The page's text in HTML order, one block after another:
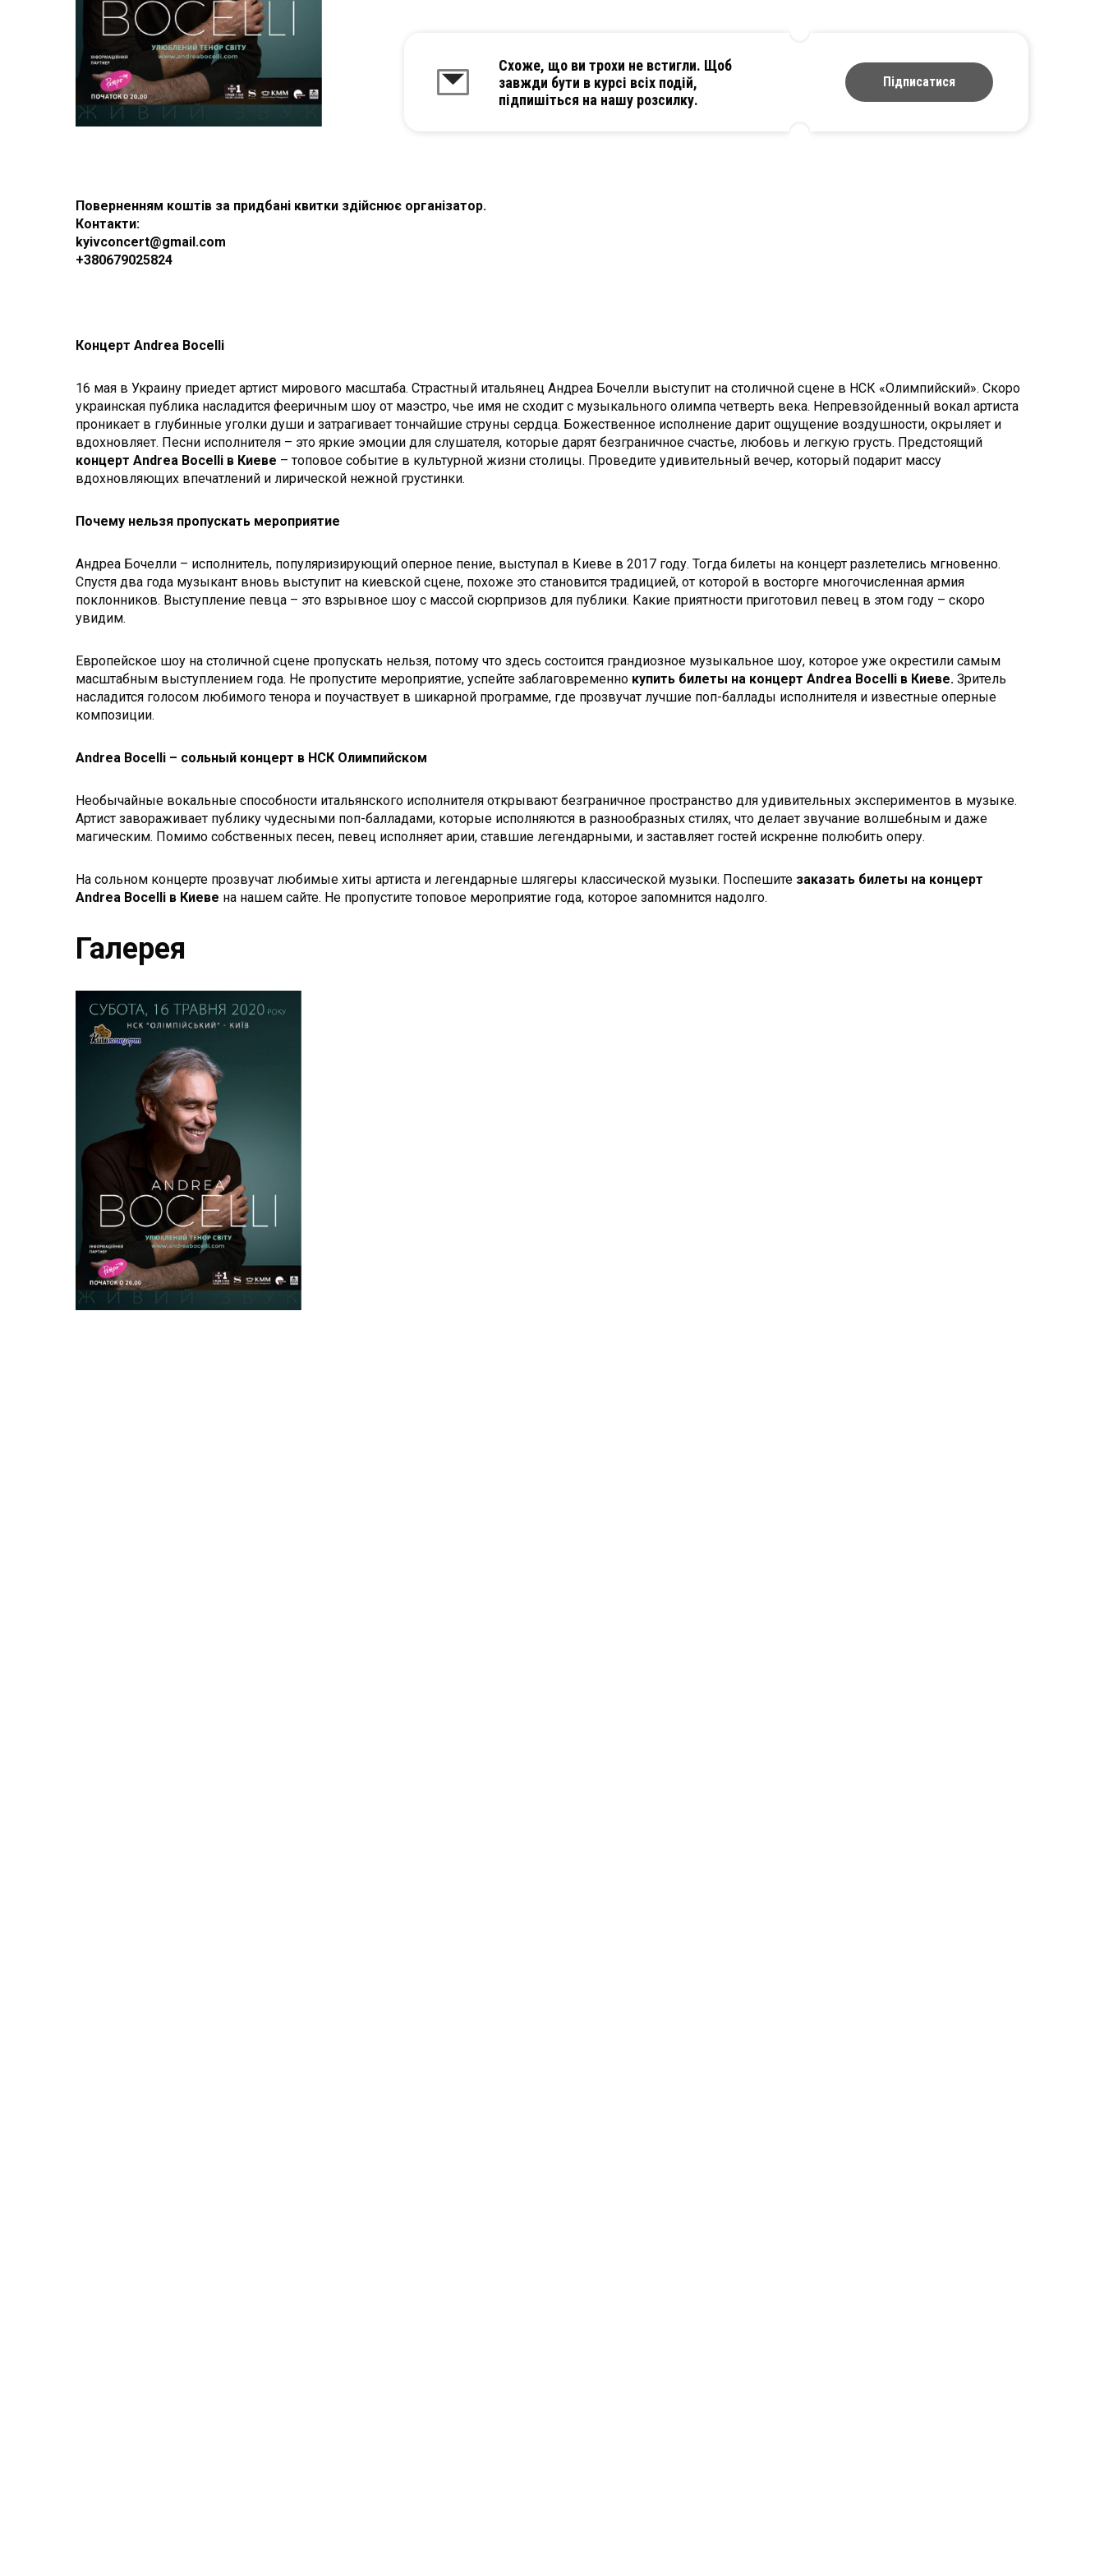
Схоже, що ви трохи не встигли. Щоб
завжди бути в курсі всіх подій,
підпишіться на нашу розсилку.
Підписатися
Поверненням коштів за придбані квитки здійснює організатор.
Контакти:
kyivconcert@gmail.com
+380679025824
Концерт Andrea Bocelli
16 мая в Украину приедет артист мирового масштаба. Страстный итальянец Андреа Бочелли выступит на столичной сцене в НСК «Олимпийский». Скоро
украинская публика насладится фееричным шоу от маэстро, чье имя не сходит с музыкального олимпа четверть века. Непревзойденный вокал артиста
проникает в глубинные уголки души и затрагивает тончайшие струны сердца. Божественное исполнение дарит ощущение воздушности, окрыляет и
вдохновляет. Песни исполнителя – это яркие эмоции для слушателя, которые дарят безграничное счастье, любовь и легкую грусть. Предстоящий
концерт Andrea Bocelli в Киеве – топовое событие в культурной жизни столицы. Проведите удивительный вечер, который подарит массу
вдохновляющих впечатлений и лирической нежной грустинки.
Почему нельзя пропускать мероприятие
Андреа Бочелли – исполнитель, популяризирующий оперное пение, выступал в Киеве в 2017 году. Тогда билеты на концерт разлетелись мгновенно.
Спустя два года музыкант вновь выступит на киевской сцене, похоже это становится традицией, от которой в восторге многочисленная армия
поклонников. Выступление певца – это взрывное шоу с массой сюрпризов для публики. Какие приятности приготовил певец в этом году – скоро
увидим.
Европейское шоу на столичной сцене пропускать нельзя, потому что здесь состоится грандиозное музыкальное шоу, которое уже окрестили самым
масштабным выступлением года. Не пропустите мероприятие, успейте заблаговременно купить билеты на концерт Andrea Bocelli в Киеве. Зритель
насладится голосом любимого тенора и поучаствует в шикарной программе, где прозвучат лучшие поп-баллады исполнителя и известные оперные
композиции.
Andrea Bocelli – сольный концерт в НСК Олимпийском
Необычайные вокальные способности итальянского исполнителя открывают безграничное пространство для удивительных экспериментов в музыке.
Артист завораживает публику чудесными поп-балладами, которые исполняются в разнообразных стилях, что делает звучание волшебным и даже
магическим. Помимо собственных песен, певец исполняет арии, ставшие легендарными, и заставляет гостей искренне полюбить оперу.
На сольном концерте прозвучат любимые хиты артиста и легендарные шлягеры классической музыки. Поспешите заказать билеты на концерт
Andrea Bocelli в Киеве на нашем сайте. Не пропустите топовое мероприятие года, которое запомнится надолго.
Галерея